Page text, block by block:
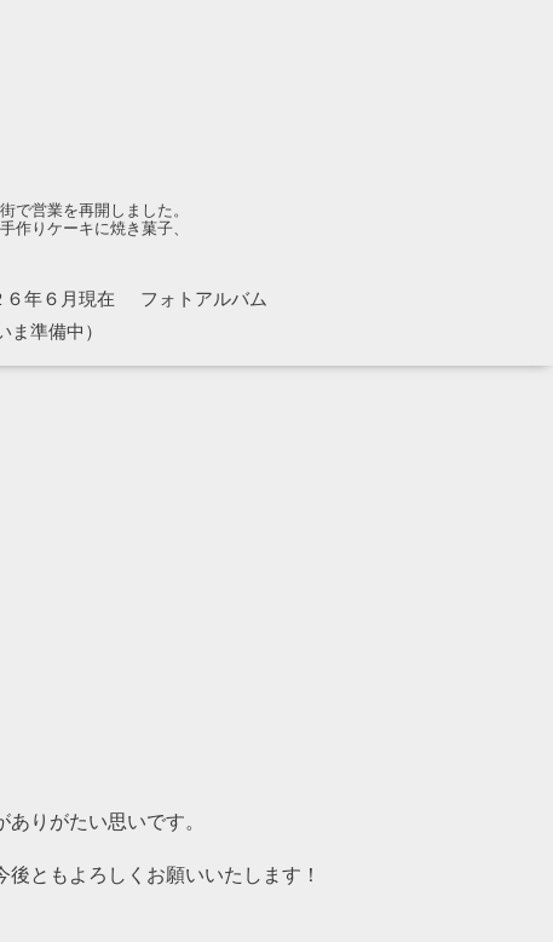
で営業を再開しました。
作りケーキに焼き菓子、
６年６月現在
フォトアルバム
準備中）
りがたい思いです。
ともよろしくお願いいたします！